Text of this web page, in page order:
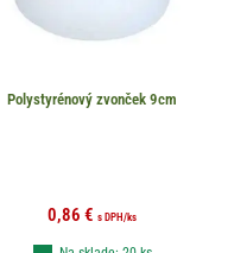
Polystyrénový zvonček 9cm
0,86 € s DPH /ks